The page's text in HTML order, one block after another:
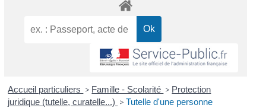
Accueil particuliers > Famille - Scolarité > Protection
juridique (tutelle, curatelle...) > Tutelle d'une personne